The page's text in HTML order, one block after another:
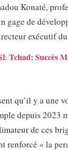
Konaté,
gage de
exécutif
Tchad: Succès
qu’il y a une
depuis 2023
de ces
renforcé « la